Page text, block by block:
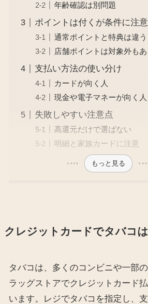
年齢確認は別問題
ポイントは付くが条件に注意
通常ポイントと特典は違う
店舗ポイントは対象外もあ
支払い方法の使い分け
カードが向く人
現金や電子マネーが向く人
失敗しやすい注意点
高還元だけで選ばない
明細と家族カードに注意
もっと見る
クレジットカードでタバコ
タバコは、多くのコンビニや一部
ラッグストアでクレジットカード
います。レジでタバコを指定し、